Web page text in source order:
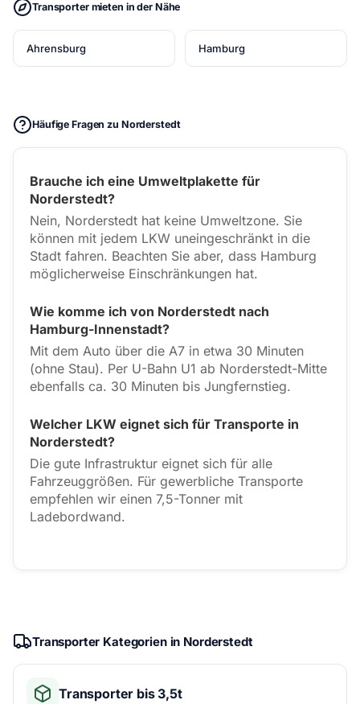
Transporter mieten in der Nähe
Ahrensburg Hamburg
Häufige Fragen zu Norderstedt
Brauche ich eine Umweltplakette für
Norderstedt?
Nein, Norderstedt hat keine Umweltzone. Sie
können mit jedem LKW uneingeschränkt in die
Stadt fahren. Beachten Sie aber, dass Hamburg
möglicherweise Einschränkungen hat.
Wie komme ich von Norderstedt nach
Hamburg-Innenstadt?
Mit dem Auto über die A7 in etwa 30 Minuten
(ohne Stau). Per U-Bahn U1 ab Norderstedt-Mitte
ebenfalls ca. 30 Minuten bis Jungfernstieg.
Welcher LKW eignet sich für Transporte in
Norderstedt?
Die gute Infrastruktur eignet sich für alle
Fahrzeuggrößen. Für gewerbliche Transporte
empfehlen wir einen 7,5-Tonner mit
Ladebordwand.
Transporter Kategorien in Norderstedt
Transporter bis 3,5t